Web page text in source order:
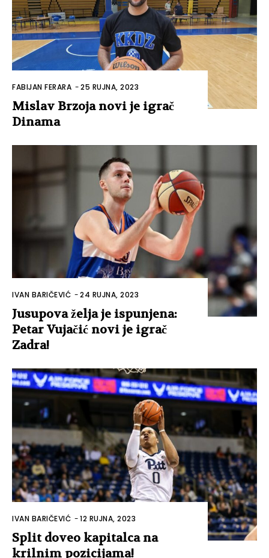
FABIJAN FERARA -25 RUJNA, 2023
Mislav Brzoja novi je igrač
Dinama
IVAN BARIČEVIĆ -24 RUJNA, 2023
Jusupova želja je ispunjena:
Petar Vujačić novi je igrač
Zadra!
IVAN BARIČEVIĆ -12 RUJNA, 2023
Split doveo kapitalca na
krilnim pozicijama!